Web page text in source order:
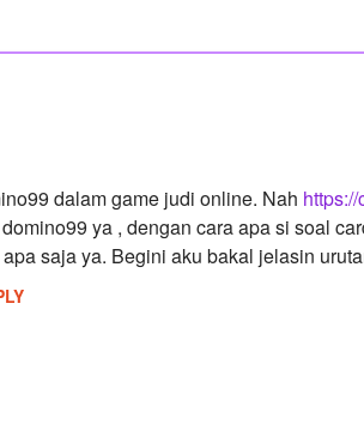
dalam game judi online. Nah
ya , dengan cara apa si soal
saja ya. Begini aku bakal jelasin